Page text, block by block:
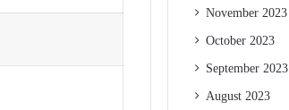
November 2023
October 2023
September 2023
August 2023